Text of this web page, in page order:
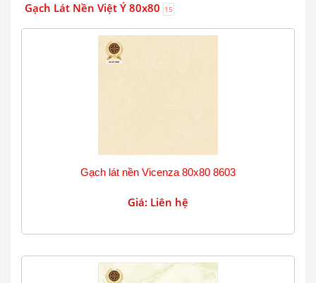
Gạch Lát Nền Việt Ý 80x80 15
Gạch lát nền Vicenza 80x80 8603
Giá: Liên hệ